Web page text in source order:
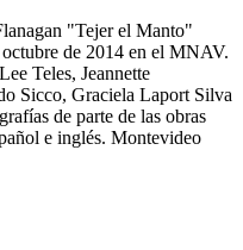
"Tejer el Manto"
octubre de 2014 en el MNAV.
Teles, Jeannette
Sicco, Graciela Laport Silva
de parte de las obras
e inglés. Montevideo